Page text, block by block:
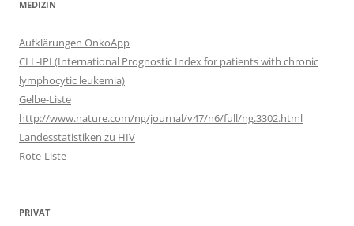
MEDIZIN
Aufklärungen OnkoApp
CLL-IPI (International Prognostic Index for patients with chronic
lymphocytic leukemia)
Gelbe-Liste
http://www.nature.com/ng/journal/v47/n6/full/ng.3302.html
Landesstatistiken zu HIV
Rote-Liste
PRIVAT